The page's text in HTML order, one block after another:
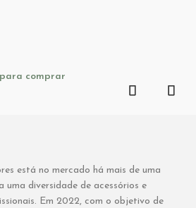
comprar
está no mercado há mais de uma
uma diversidade de acessórios e
Em 2022, com o objetivo de